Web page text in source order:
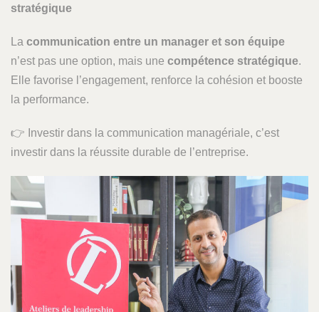
stratégique
La communication entre un manager et son équipe
n’est pas une option, mais une compétence stratégique.
Elle favorise l’engagement, renforce la cohésion et booste
la performance.
👉 Investir dans la communication managériale, c’est
investir dans la réussite durable de l’entreprise.